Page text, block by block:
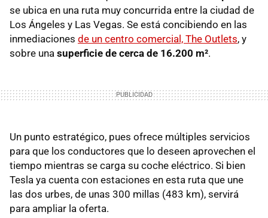
se ubica en una ruta muy concurrida entre la ciudad de
Los Ángeles y Las Vegas. Se está concibiendo en las
inmediaciones de un centro comercial, The Outlets, y
sobre una superficie de cerca de 16.200 m².
Un punto estratégico, pues ofrece múltiples servicios
para que los conductores que lo deseen aprovechen el
tiempo mientras se carga su coche eléctrico. Si bien
Tesla ya cuenta con estaciones en esta ruta que une
las dos urbes, de unas 300 millas (483 km), servirá
para ampliar la oferta.